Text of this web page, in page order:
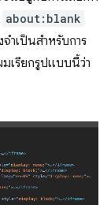
about:blank
ำเป็นสำหรับการ
เรียกรูปแบบนี้ว่า